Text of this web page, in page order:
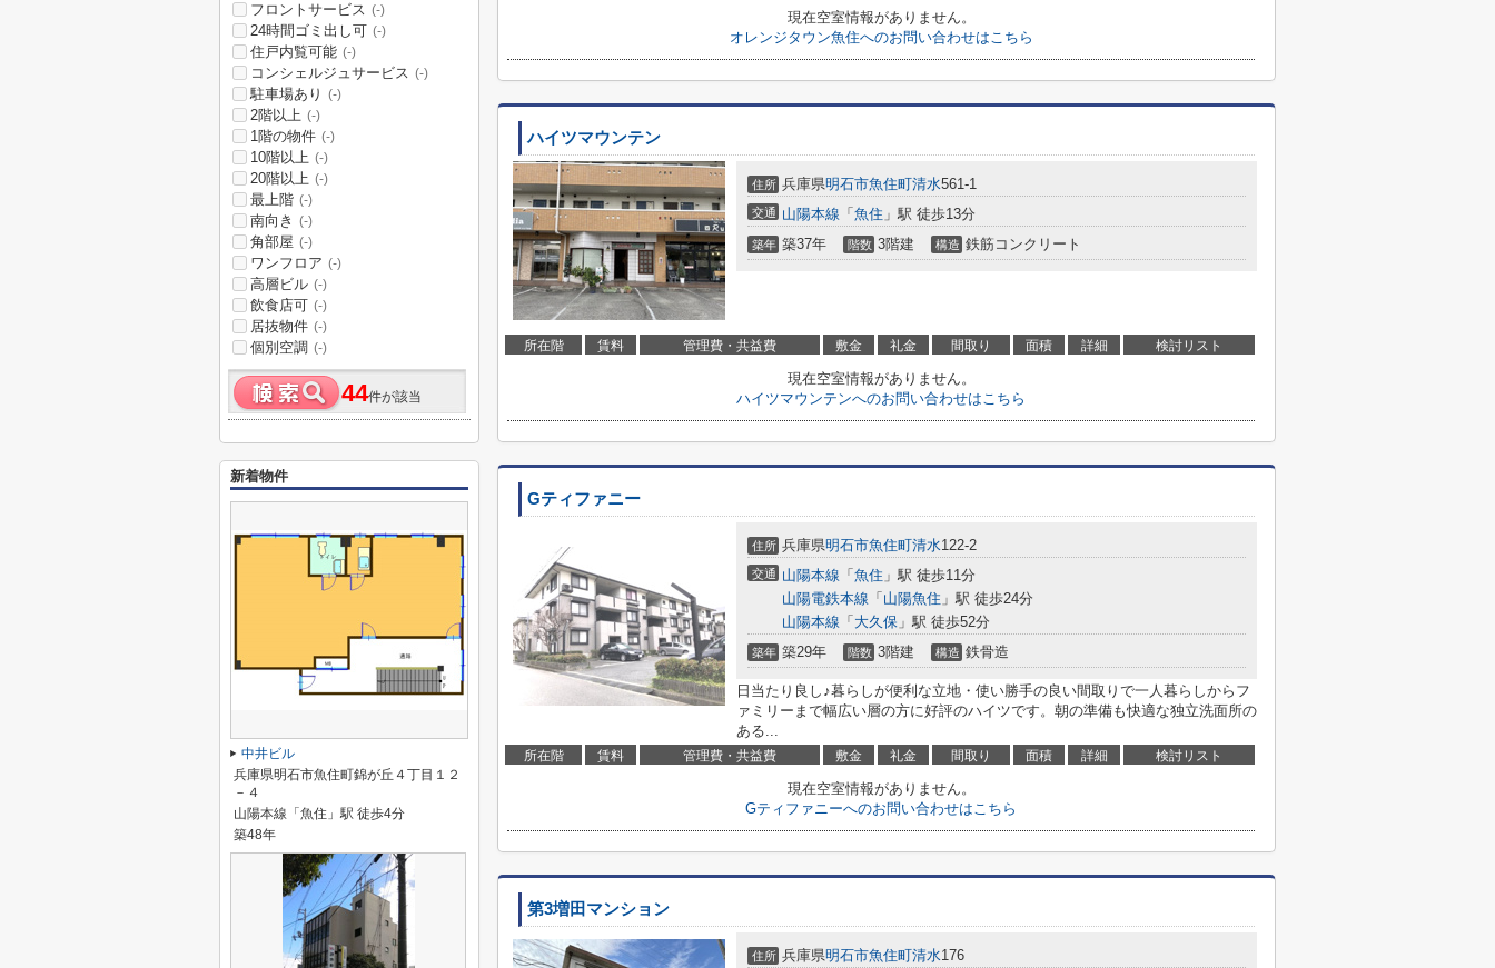
現在空室情報がありません。
オレンジタウン魚住へのお問い合わせはこちら
ハイツマウンテン
住所 兵庫県明石市魚住町清水561-1
交通 山陽本線 「 魚住 」駅 徒歩13分
築年 築37年 階数 3階建 構造 鉄筋コンクリート
所在階 賃料 管理費・共益費 敷金 礼金 間取り 面積 詳細 検討リスト
現在空室情報がありません。
ハイツマウンテンへのお問い合わせはこちら
Gティファニー
住所 兵庫県明石市魚住町清水122-2
交通 山陽本線 「 魚住 」駅 徒歩11分
山陽電鉄本線 「 山陽魚住 」駅 徒歩24分
山陽本線 「 大久保 」駅 徒歩52分
築年 築29年 階数 3階建 構造 鉄骨造
日当たり良し♪暮らしが便利な立地・使い勝手の良い間取りで一人暮らしからフ
ァミリーまで幅広い層の方に好評のハイツです。朝の準備も快適な独立洗面所の
ある...
所在階 賃料 管理費・共益費 敷金 礼金 間取り 面積 詳細 検討リスト
現在空室情報がありません。
Gティファニーへのお問い合わせはこちら
第3増田マンション
住所 兵庫県明石市魚住町清水176
フロントサービス (-)
24時間ゴミ出し可 (-)
住戸内覧可能 (-)
コンシェルジュサービス (-)
駐車場あり (-)
2階以上 (-)
1階の物件 (-)
10階以上 (-)
20階以上 (-)
最上階 (-)
南向き (-)
角部屋 (-)
ワンフロア (-)
高層ビル (-)
飲食店可 (-)
居抜物件 (-)
個別空調 (-)
44件が該当
新着物件
中井ビル
兵庫県明石市魚住町錦が丘４丁目１２
－４
山陽本線「魚住」駅 徒歩4分
築48年